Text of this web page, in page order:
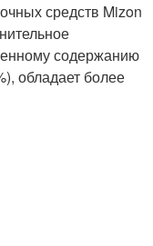
средств Mizon
содержанию
обладает более